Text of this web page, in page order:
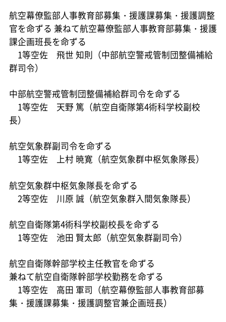
航空幕僚監部人事教育部募集・援護課募集・援護調整
官を命ずる 兼ねて航空幕僚監部人事教育部募集・援護
課企画班長を命ずる
1等空佐 飛世 知則（中部航空警戒管制団整備補給
群司令）
中部航空警戒管制団整備補給群司令を命ずる
1等空佐 天野 篤（航空自衛隊第4術科学校副校
長）
航空気象群副司令を命ずる
1等空佐 上村 暁寛（航空気象群中枢気象隊長）
航空気象群中枢気象隊長を命ずる
2等空佐 川原 誠（航空気象群入間気象隊長）
航空自衛隊第4術科学校副校長を命ずる
1等空佐 池田 賢太郎（航空気象群副司令）
航空自衛隊幹部学校主任教官を命ずる
兼ねて航空自衛隊幹部学校勤務を命ずる
1等空佐 高田 軍司（航空幕僚監部人事教育部募
集・援護課募集・援護調整官兼企画班長）